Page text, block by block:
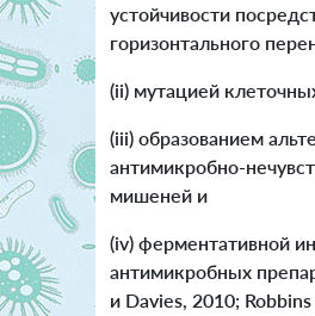
устойчивости
горизонтального
(ii) мутацией
(iii) образованием
антимикробно-
мишеней и
(iv) ферментативной
антимикробных
и Davies, 2010;